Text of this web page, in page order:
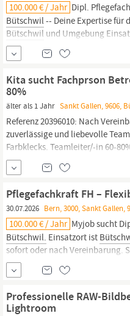
100.000 € / Jahr Dipl.
Bütschwil-- Deine Expertise für
Bütschwil und Umgebung
Vereinbarung. Dipl.
Bütschwilbieten wir attraktive
Kita sucht Fachprson
80%
älter als 1 Jahr Sankt Gallen, 9606,
Referenz 20396010: Nach
zuverlässige und liebevolle
Farbklecks. Teamleiter/-in 60-
Farbklecks in
schulergänzende
Pflegefachkraft FH –
30.07.2026 Bern, 3000, Sankt Gallen,
100.000 € / Jahr Myjob sucht
Bütschwil. Einsatzort ist
sofort oder nach Vereinbarung.
bringen Fachwissen täglich ein
arbeiten in einem modernen
Professionelle RAW-
Lightroom